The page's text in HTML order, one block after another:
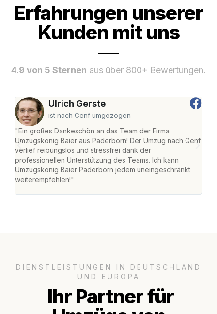
Erfahrungen unserer
Kunden mit uns
4.9 von 5 Sternen aus über 800+ Bewertungen.
Ulrich Gerste
ist nach Genf umgezogen
"Ein großes Dankeschön an das Team der Firma
Umzugskönig Baier aus Paderborn! Der Umzug nach Genf
verlief reibungslos und stressfrei dank der
professionellen Unterstützung des Teams. Ich kann
Umzugskönig Baier Paderborn jedem uneingeschränkt
weiterempfehlen!"
DIENSTLEISTUNGEN IN DEUTSCHLAND
UND EUROPA
Ihr Partner für